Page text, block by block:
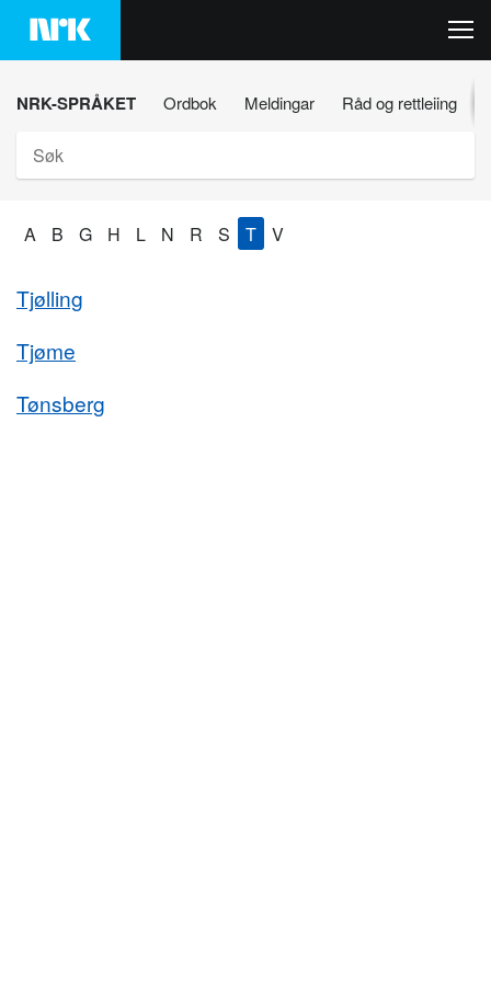
Hopp
innhaldet
NRK-SPRÅKET Ordbok Meldingar Råd og rettleiing
A B G H L N R S T V
Tjølling
Tjøme
Tønsberg